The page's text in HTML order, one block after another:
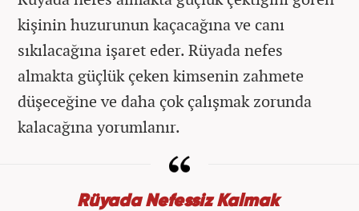
kişinin huzurunun kaçacağına ve canı
sıkılacağına işaret eder. Rüyada nefes
almakta güçlük çeken kimsenin zahmete
düşeceğine ve daha çok çalışmak zorunda
kalacağına yorumlanır.
Rüyada Nefessiz Kalmak